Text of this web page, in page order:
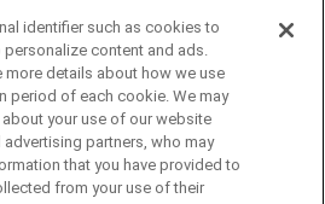
ー
identifier such as cookies to
personalize content and ads.
more details about how we use
period of each cookie. We may
your use of our website
partners, who may
that you have provided to
from your use of their